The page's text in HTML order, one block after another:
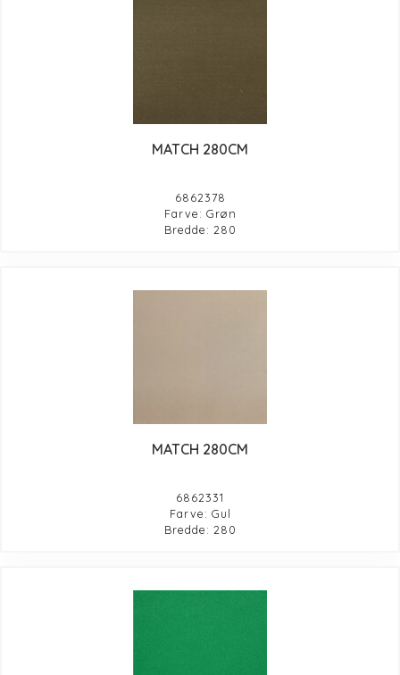
MATCH 280CM
6862378
Farve: Grøn
Bredde: 280
MATCH 280CM
6862331
Farve: Gul
Bredde: 280